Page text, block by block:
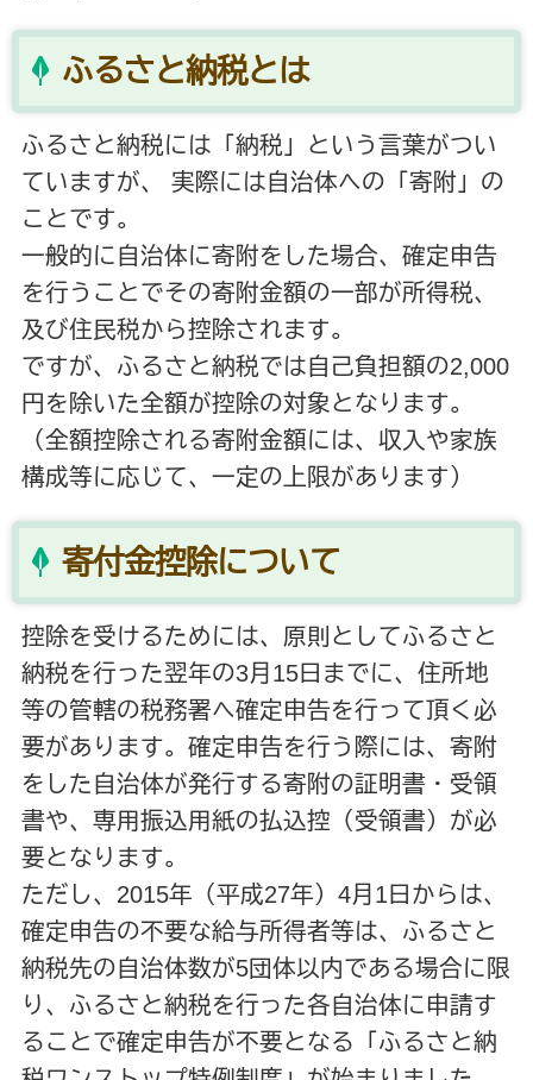
ふるさと納税とは
ふるさと納税には「納税」という言葉がつい
ていますが、 実際には自治体への「寄附」の
ことです。
一般的に自治体に寄附をした場合、確定申告
を行うことでその寄附金額の一部が所得税、
及び住民税から控除されます。
ですが、ふるさと納税では自己負担額の2,000
円を除いた全額が控除の対象となります。
（全額控除される寄附金額には、収入や家族
構成等に応じて、一定の上限があります）
寄付金控除について
控除を受けるためには、原則としてふるさと
納税を行った翌年の3月15日までに、住所地
等の管轄の税務署へ確定申告を行って頂く必
要があります。確定申告を行う際には、寄附
をした自治体が発行する寄附の証明書・受領
書や、専用振込用紙の払込控（受領書）が必
要となります。
ただし、2015年（平成27年）4月1日からは、
確定申告の不要な給与所得者等は、ふるさと
納税先の自治体数が5団体以内である場合に限
り、ふるさと納税を行った各自治体に申請す
ることで確定申告が不要となる「ふるさと納